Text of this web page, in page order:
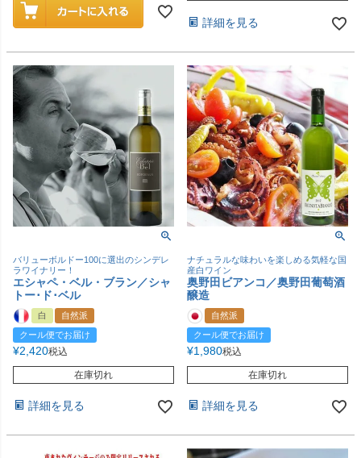
詳細を見る
バリューボルドー100に選出のシンデレ
ラワイナリー！
エシャペ・ベル・ブラン／シャ
トー･ド･ベル
白
自然派
クール便でお届け
¥2,420税込
在庫切れ
詳細を見る
ナチュラルな味わいを楽しめる気軽な国
産白ワイン
奥野田ビアンコ／奥野田葡萄酒
醸造
自然派
クール便でお届け
¥1,980税込
在庫切れ
詳細を見る